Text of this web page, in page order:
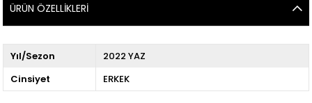
ÜRÜN ÖZELLIKLERI
Yıl/Sezon
2022 YAZ
Cinsiyet
ERKEK